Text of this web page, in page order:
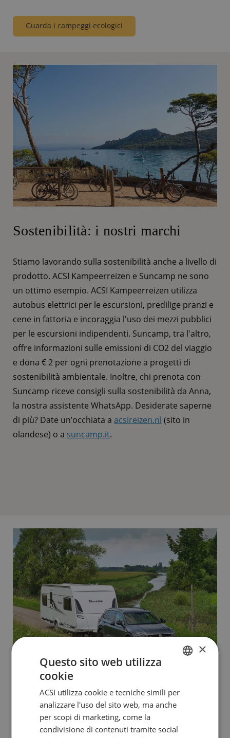
Guarda i campeggi ecologici
Sostenibilità: i nostri marchi
Stiamo lavorando sulla sostenibilità anche a livello di
prodotto. ACSI Kampeerreizen e Suncamp ne sono
un ottimo esempio. ACSI Kampeerreizen utilizza
autobus elettrici per le escursioni, predilige pranzi e
cene in fattoria e incoraggia l'uso dei mezzi pubblici
per le escursioni indipendenti. Suncamp, tra l'altro,
offre informazioni sulle emissioni di CO2 del viaggio
e dona € 2 per ogni prenotazione a progetti di
sostenibilità ambientale. Inoltre, chi prenota con
Suncamp riceve consigli sulla sostenibilità da Anna,
la nostra assistente WhatsApp. Desiderate saperne
di più? Date un’occhiata a acsireizen.nl (sito in
olandese) o a suncamp.it.
Una vacanza senza aereo
Oltre al fatto che il campeggio è la forma di vacanza
più sostenibile, molte delle nostre destinazioni
ENGLISH
GERMAN
×
Questo sito web utilizza
cookie
ACSI utilizza cookie e tecniche simili per
analizzare l'uso del sito web, ma anche
per scopi di marketing, come la
condivisione di contenuti tramite social